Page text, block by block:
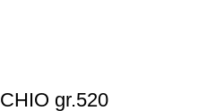
gr.520